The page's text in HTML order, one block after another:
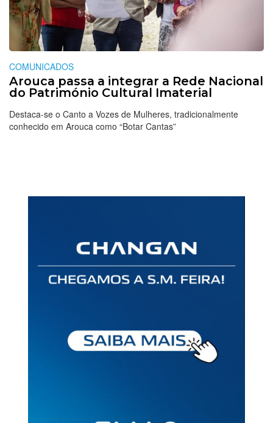
COMUNICADOS
Arouca passa a integrar a Rede Nacional
do Património Cultural Imaterial
Destaca-se o Canto a Vozes de Mulheres, tradicionalmente
conhecido em Arouca como “Botar Cantas”